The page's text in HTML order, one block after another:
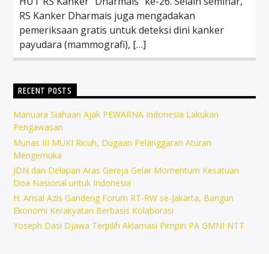
RS Kanker Dharmais juga mengadakan
pemeriksaan gratis untuk deteksi dini kanker
payudara (mammografi), […]
RECENT POSTS
Manuara Siahaan Ajak PEWARNA Indonesia Lakukan
Pengawasan
Munas III MUKI Ricuh, Dugaan Pelanggaran Aturan
Mengemuka
JDN dan Delapan Aras Gereja Gelar Momentum Kesatuan
Doa Nasional untuk Indonesia
H. Arisal Azis Gandeng Forum RT-RW se-Jakarta, Bangun
Ekonomi Kerakyatan Berbasis Kolaborasi
Yoseph Dasi Djawa Terpilih Aklamasi Pimpin PA GMNI NTT